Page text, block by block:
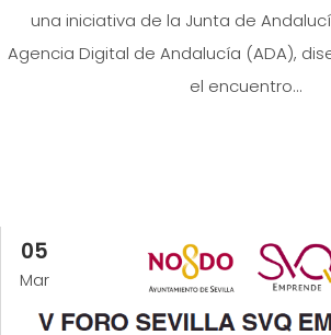
una iniciativa de la Junta de
Agencia Digital de Andalucía (ADA),
el encuentro...
05
Mar